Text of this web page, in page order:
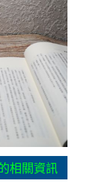
相關資訊